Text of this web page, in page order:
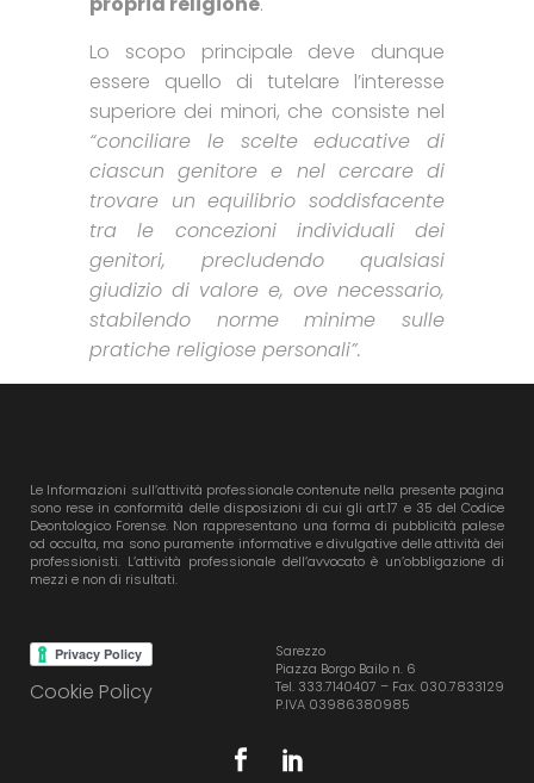
Lo scopo principale deve dunque
essere quello di tutelare l’interesse
superiore dei minori, che consiste nel
“conciliare le scelte educative di
ciascun genitore e nel cercare di
trovare un equilibrio soddisfacente
tra le concezioni individuali dei
genitori, precludendo qualsiasi
giudizio di valore e, ove necessario,
stabilendo norme minime sulle
pratiche religiose personali”.
Le Informazioni sull’attività professionale contenute nella presente pagina
sono rese in conformità delle disposizioni di cui gli art.17 e 35 del Codice
Deontologico Forense. Non rappresentano una forma di pubblicità palese
od occulta, ma sono puramente informative e divulgative delle attività dei
professionisti. L’attività professionale dell’avvocato è un’obbligazione di
mezzi e non di risultati.
Sarezzo
Piazza Borgo Bailo n. 6
Tel. 333.7140407 – Fax. 030.7833129
P.IVA 03986380985
Cookie Policy